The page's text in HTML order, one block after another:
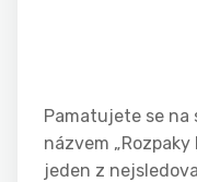
Pamatujete se na
názvem
jeden z